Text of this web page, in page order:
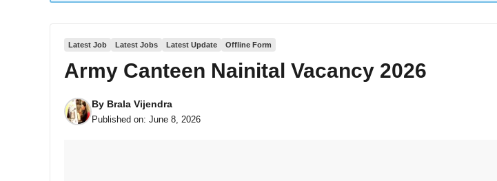
Latest Job Latest Jobs Latest Update Offline Form
Army Canteen Nainital Vacancy 2026
By Brala Vijendra
Published on: June 8, 2026